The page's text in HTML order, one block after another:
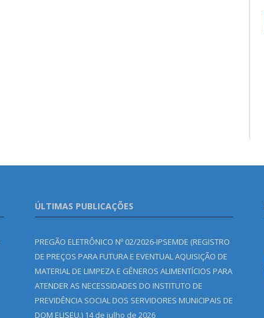
ÚLTIMAS PUBLICAÇÕES
PREGÃO ELETRÔNICO Nº 02/2026-IPSEMDE (REGISTRO
DE PREÇOS PARA FUTURA E EVENTUAL AQUISIÇÃO DE
MATERIAL DE LIMPEZA E GÊNEROS ALIMENTÍCIOS PARA
ATENDER AS NECESSIDADES DO INSTITUTO DE
PREVIDÊNCIA SOCIAL DOS SERVIDORES MUNICIPAIS DE
DOM ELISEU.) 14 de julho de 2026